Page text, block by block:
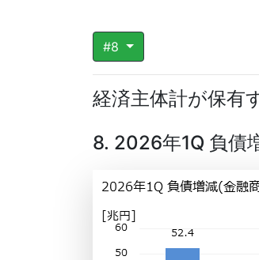
#8
経済主体計が保有
8. 2026年1Q 負債